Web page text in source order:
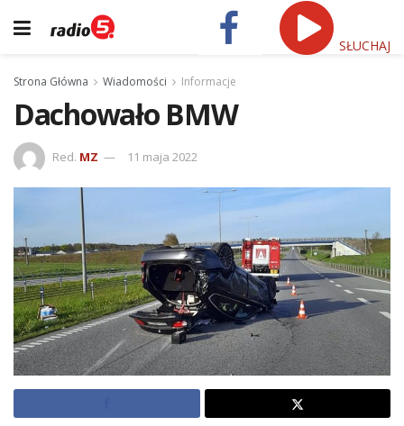
SŁUCHAJ
Strona Główna Wiadomości Informacje
Dachowało BMW
Red. MZ 11 maja 2022